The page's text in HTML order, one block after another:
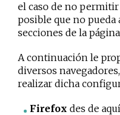
el caso de no
posible que no pueda
secciones de la
A continuación le
diversos
realizar dicha
Firefox des de